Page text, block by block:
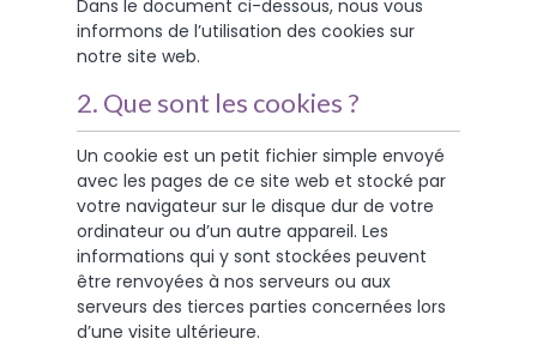
Dans le document ci-dessous, nous vous
informons de l’utilisation des cookies sur
notre site web.
2. Que sont les cookies ?
Un cookie est un petit fichier simple envoyé
avec les pages de ce site web et stocké par
votre navigateur sur le disque dur de votre
ordinateur ou d’un autre appareil. Les
informations qui y sont stockées peuvent
être renvoyées à nos serveurs ou aux
serveurs des tierces parties concernées lors
d’une visite ultérieure.